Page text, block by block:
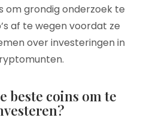
om grondig onderzoek te
af te wegen voordat ze
over investeringen in
beste coins om te